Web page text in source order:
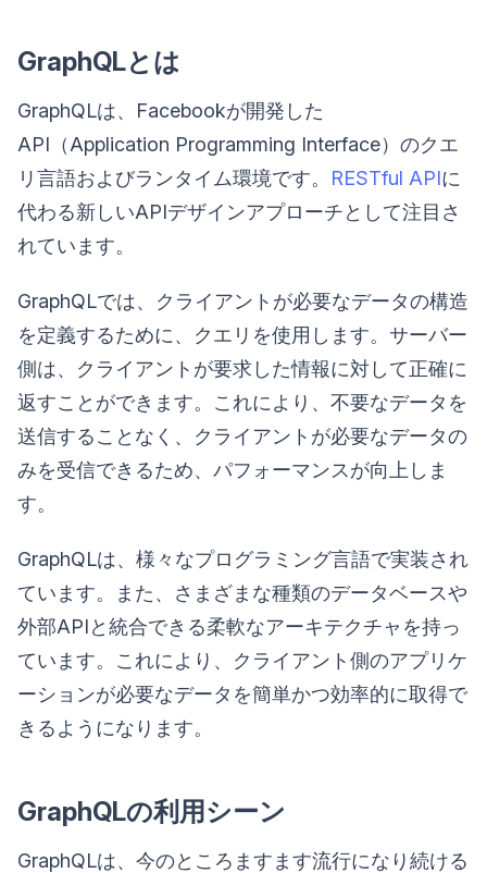
GraphQLとは
GraphQLは、Facebookが開発した
API（Application Programming Interface）のクエ
リ言語およびランタイム環境です。 RESTful APIに
代わる新しいAPIデザインアプローチとして注目さ
れています。
GraphQLでは、クライアントが必要なデータの構造
を定義するために、クエリを使用します。サーバー
側は、クライアントが要求した情報に対して正確に
返すことができます。これにより、不要なデータを
送信することなく、クライアントが必要なデータの
みを受信できるため、パフォーマンスが向上しま
す。
GraphQLは、様々なプログラミング言語で実装され
ています。また、さまざまな種類のデータベースや
外部APIと統合できる柔軟なアーキテクチャを持っ
ています。これにより、クライアント側のアプリケ
ーションが必要なデータを簡単かつ効率的に取得で
きるようになります。
GraphQLの利用シーン
GraphQLは、今のところますます流行になり続ける